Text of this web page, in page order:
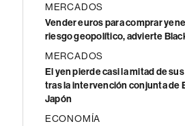
MERCADOS
Vender euros para comprar
riesgo geopolítico, advierte
MERCADOS
El yen pierde casi la mitad de
tras la intervención conjunta de
Japón
ECONOMÍA